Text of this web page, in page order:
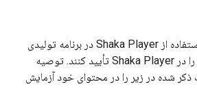
شرکا باید قبل از انتخاب استفاده از Shaka Player در برنامه تولیدی
خود، پخش محتوای خود را در Shaka Player تأیید کنند. توصیه
ذکر شده در زیر را در محتوای خود آزمایش